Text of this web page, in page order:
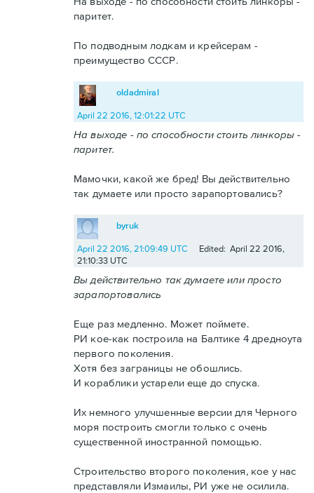
паритет.
По подводным лодкам и крейсерам -
преимущество СССР.
oldadmiral
April 22 2016, 12:01:22 UTC
На выходе - по способности стоить линкоры -
паритет.
Мамочки, какой же бред! Вы действительно
так думаете или просто зарапортовались?
byruk
April 22 2016, 21:09:49 UTC
Edited: April 22 2016,
21:10:33 UTC
Вы действительно так думаете или просто
зарапортовались
Еще раз медленно. Может поймете.
РИ кое-как построила на Балтике 4 дредноута
первого поколения.
Хотя без заграницы не обошлись.
И кораблики устарели еще до спуска.
Их немного улучшенные версии для Черного
моря построить смогли только с очень
существенной иностранной помощью.
Строительство второго поколения, кое у нас
представляли Измаилы, РИ уже не осилила.